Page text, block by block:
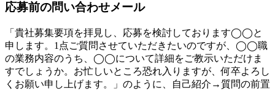
応募前の問い合わせメール
「貴社募集要項を拝見し、応募を検討しております◯◯と
申します。1点ご質問させていただきたいのですが、◯◯職
の業務内容のうち、◯◯について詳細をご教示いただけま
すでしょうか。お忙しいところ恐れ入りますが、何卒よろし
くお願い申し上げます。」のように、自己紹介→質問の前置